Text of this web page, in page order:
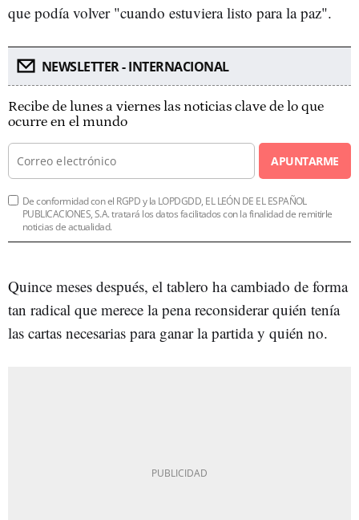
que podía volver "cuando estuviera listo para la paz".
NEWSLETTER - INTERNACIONAL
Recibe de lunes a viernes las noticias clave de lo que
ocurre en el mundo
APUNTARME
De conformidad con el RGPD y la LOPDGDD, EL LEÓN DE EL ESPAÑOL
PUBLICACIONES, S.A. tratará los datos facilitados con la finalidad de remitirle
noticias de actualidad.
Quince meses después, el tablero ha cambiado de forma
tan radical que merece la pena reconsiderar quién tenía
las cartas necesarias para ganar la partida y quién no.